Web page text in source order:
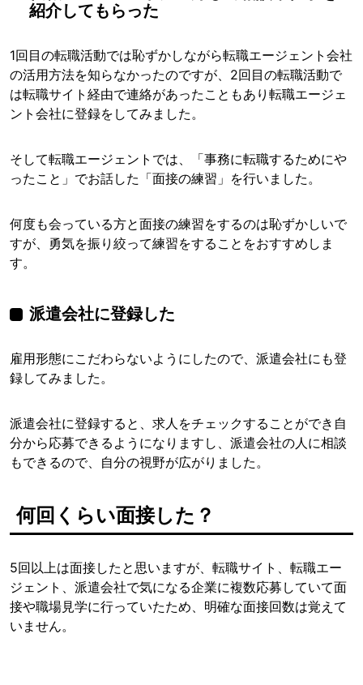
紹介してもらった
1回目の転職活動では恥ずかしながら転職エージェント会社
の活用方法を知らなかったのですが、2回目の転職活動で
は転職サイト経由で連絡があったこともあり転職エージェ
ント会社に登録をしてみました。
そして転職エージェントでは、「事務に転職するためにや
ったこと」でお話した「面接の練習」を行いました。
何度も会っている方と面接の練習をするのは恥ずかしいで
すが、勇気を振り絞って練習をすることをおすすめしま
す。
派遣会社に登録した
雇用形態にこだわらないようにしたので、派遣会社にも登
録してみました。
派遣会社に登録すると、求人をチェックすることができ自
分から応募できるようになりますし、派遣会社の人に相談
もできるので、自分の視野が広がりました。
何回くらい面接した？
5回以上は面接したと思いますが、転職サイト、転職エー
ジェント、派遣会社で気になる企業に複数応募していて面
接や職場見学に行っていたため、明確な面接回数は覚えて
いません。